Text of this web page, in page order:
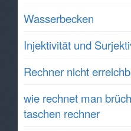
Wasserbecken
Injektivität und
Rechner nicht
wie rechnet man
taschen rechner